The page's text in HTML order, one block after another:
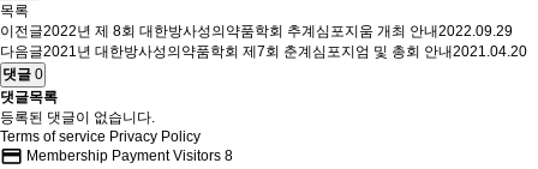
목록
이전글2022년 제 8회 대한방사성의약품학회 추계심포지움 개최 안내2022.09.29
다음글2021년 대한방사성의약품학회 제7회 춘계심포지엄 및 총회 안내2021.04.20
댓글 0
댓글목록
등록된 댓글이 없습니다.
Terms of service Privacy Policy
credit_card Membership Payment Visitors 8